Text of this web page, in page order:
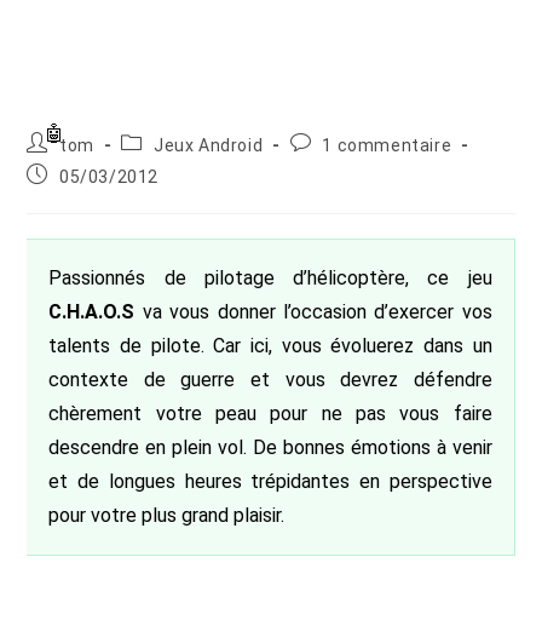
Auteur/autrice
de
la
tom
PostJeux Android
Commentaires
1 commentaire
Publication
05/03/2012
Passionnés de pilotage d’hélicoptère, ce jeu
C.H.A.O.S va vous donner l’occasion d’exercer vos
talents de pilote. Car ici, vous évoluerez dans un
contexte de guerre et vous devrez défendre
chèrement votre peau pour ne pas vous faire
descendre en plein vol. De bonnes émotions à venir
et de longues heures trépidantes en perspective
pour votre plus grand plaisir.